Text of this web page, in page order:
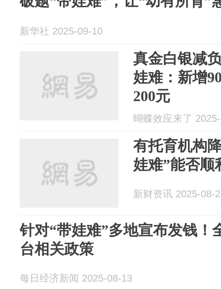
新华社 2025-09-10
真金白银减
娃难：新增
200元
蝴蝶效应来了
有托育机构
娃难”能否顺
新财资讯 2025-08-
针对“带娃难”多地宣布发钱！
台相关政策
每日经济新闻 2025-08-13